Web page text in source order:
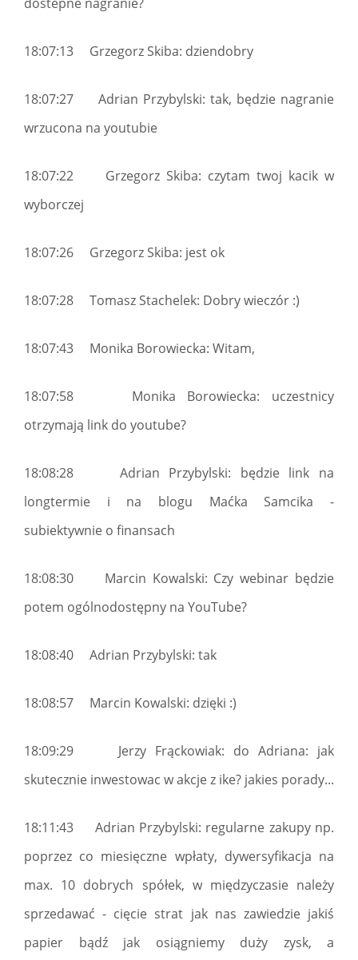
18:07:13 Grzegorz Skiba: dziendobry
18:07:27 Adrian Przybylski: tak, będzie nagranie
wrzucona na youtubie
18:07:22 Grzegorz Skiba: czytam twoj kacik w
wyborczej
18:07:26 Grzegorz Skiba: jest ok
18:07:28 Tomasz Stachelek: Dobry wieczór :)
18:07:43 Monika Borowiecka: Witam,
18:07:58 Monika Borowiecka: uczestnicy
otrzymają link do youtube?
18:08:28 Adrian Przybylski: będzie link na
longtermie i na blogu Maćka Samcika -
subiektywnie o finansach
18:08:30 Marcin Kowalski: Czy webinar będzie
potem ogólnodostępny na YouTube?
18:08:40 Adrian Przybylski: tak
18:08:57 Marcin Kowalski: dzięki :)
18:09:29 Jerzy Frąckowiak: do Adriana: jak
skutecznie inwestowac w akcje z ike? jakies porady...
18:11:43 Adrian Przybylski: regularne zakupy np.
poprzez co miesięczne wpłaty, dywersyfikacja na
max. 10 dobrych spółek, w międzyczasie należy
sprzedawać - cięcie strat jak nas zawiedzie jakiś
papier bądź jak osiągniemy duży zysk, a